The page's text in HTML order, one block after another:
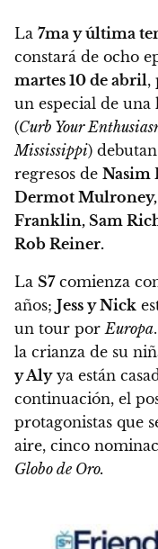
La 7ma y última
constará de ocho
martes 10 de abril,
un especial de una
(Curb Your
Mississippi)
regresos de Nasim
Dermot
Franklin, Sam
Rob Reiner.
La S7comienza
años; Jess y Nick
un tour porEuropa.
la crianza de su
y Alyya están
continuación, el
protagonistas que
aire, cinco
Globo de Oro.